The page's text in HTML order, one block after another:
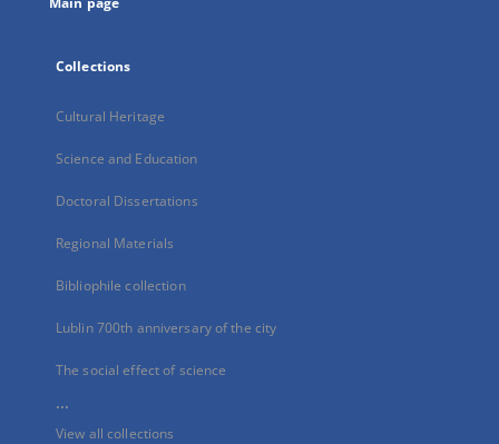
Collections
Cultural Heritage
Science and Education
Doctoral Dissertations
Regional Materials
Bibliophile collection
Lublin 700th anniversary of the city
The social effect of science
...
View all collections